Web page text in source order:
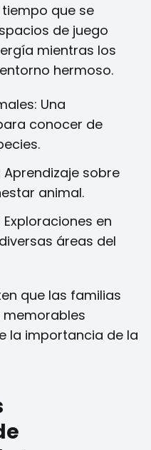
que se
de juego
mientras los
hermoso.
Una
conocer de
sobre
animal.
en
áreas del
que las familias
la importancia de la